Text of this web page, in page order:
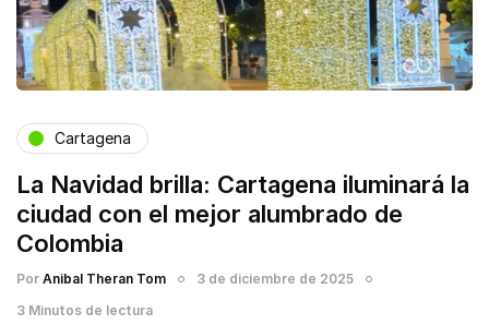
Cartagena
La Navidad brilla: Cartagena iluminará la
ciudad con el mejor alumbrado de
Colombia
Por Anibal Theran Tom
3 de diciembre de 2025
3 Minutos de lectura